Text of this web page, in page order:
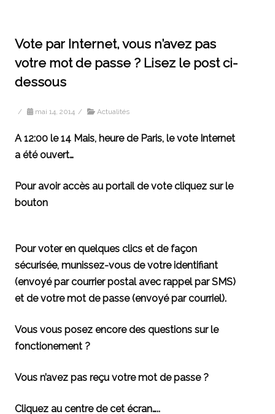
Vote par Internet, vous n’avez pas
votre mot de passe ? Lisez le post ci-
dessous
/ mai 14, 2014 / Actualités
A 12:00 le 14 Mais, heure de Paris, le vote Internet
a été ouvert…
Pour avoir accès au portail de vote cliquez sur le
bouton
Pour voter en quelques clics et de façon
sécurisée, munissez-vous de votre identifiant
(envoyé par courrier postal avec rappel par SMS)
et de votremot de passe(envoyé par courriel).
Vous vous posez encore des questions sur le
fonctionement ?
Vous n’avez pas reçu votre mot de passe ?
Cliquez au centre de cet écran…..